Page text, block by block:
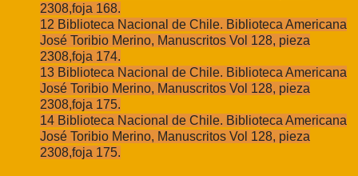
2308,foja 168.
12 Biblioteca Nacional de Chile. Biblioteca Americana
José Toribio Merino, Manuscritos Vol 128, pieza
2308,foja 174.
13 Biblioteca Nacional de Chile. Biblioteca Americana
José Toribio Merino, Manuscritos Vol 128, pieza
2308,foja 175.
14 Biblioteca Nacional de Chile. Biblioteca Americana
José Toribio Merino, Manuscritos Vol 128, pieza
2308,foja 175.